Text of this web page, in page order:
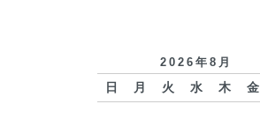
2026年8月
日 月 火 水 木 金